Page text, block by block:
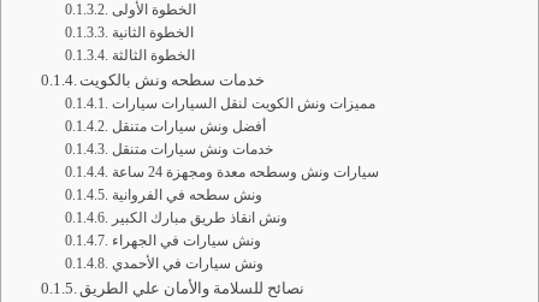
الخطوة الأولى
الخطوة الثانية
الخطوة الثالثة
خدمات سطحه ونش بالكويت
مميزات ونش الكويت لنقل السيارات سيارات
أفضل ونش سيارات متنقل
خدمات ونش سيارات متنقل
سيارات ونش وسطحه معدة ومجهزة 24 ساعة
ونش سطحه في الفروانية
ونش انقاذ طريق مبارك الكبير
ونش سيارات في الجهراء
ونش سيارات في الأحمدي
نصائح للسلامة والأمان علي الطريق